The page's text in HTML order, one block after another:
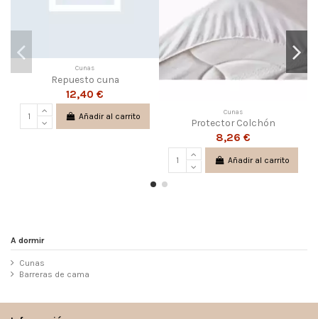
Cunas
Repuesto cuna
12,40 €
Añadir al carrito
Cunas
Protector Colchón
8,26 €
Añadir al carrito
A dormir
Cunas
Barreras de cama